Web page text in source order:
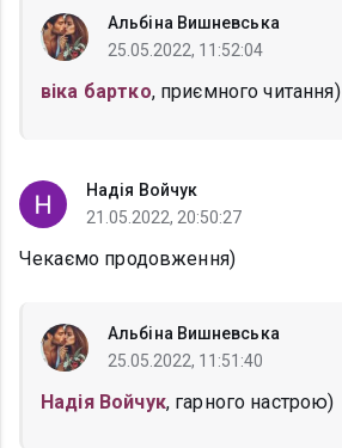
Альбіна Вишневська
25.05.2022, 11:52:04
віка бартко, приємного читання)
Надія Войчук
21.05.2022, 20:50:27
Чекаємо продовження)
Альбіна Вишневська
25.05.2022, 11:51:40
Надія Войчук, гарного настрою)